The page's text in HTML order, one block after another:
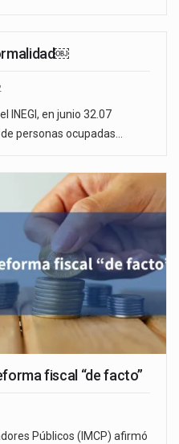
INEGI, en junio 32.07
personas ocupadas…
fiscal “de facto”
Públicos (IMCP) afirmó